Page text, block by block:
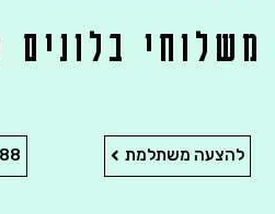
משלוחי בלונים
להצעה משתלמת